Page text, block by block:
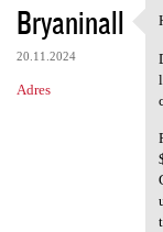
Bryaninall
20.11.2024
Adres